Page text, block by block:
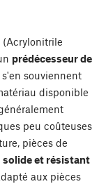
(Acrylonitrile
prédécesseur de
souviennent
disponible
peu coûteuses
pièces de
solide et résistant
aux pièces